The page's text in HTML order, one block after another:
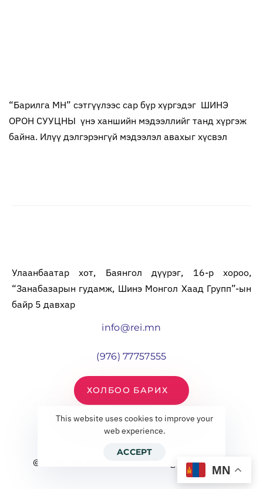
“Барилга МН” сэтгүүлээс сар бүр хүргэдэг ШИНЭ
ОРОН СУУЦНЫ үнэ ханшийн мэдээллийг танд хүргэж
байна. Илүү дэлгэрэнгүй мэдээлэл авахыг хүсвэл
Улаанбаатар хот, Баянгол дүүрэг, 16-р хороо,
“Занабазарын гудамж, Шинэ Монгол Хаад Групп”-ын
байр 5 давхар
info@rei.mn
(976) 77757555
ХОЛБОО БАРИХ
© 2025 REI MANAGEMENT. All rights reserved.
MN
This website uses cookies to improve your
web experience.
ACCEPT